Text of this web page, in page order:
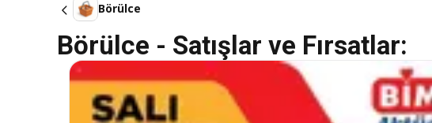
Börülce
Börülce - Satışlar ve Fırsatlar: